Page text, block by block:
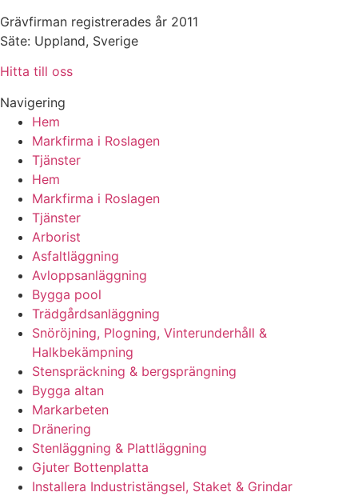
Grävfirman registrerades år 2011
Säte: Uppland, Sverige
Hitta till oss
Navigering
Hem
Markfirma i Roslagen
Tjänster
Hem
Markfirma i Roslagen
Tjänster
Arborist
Asfaltläggning
Avloppsanläggning
Bygga pool
Trädgårdsanläggning
Snöröjning, Plogning, Vinterunderhåll &
Halkbekämpning
Stenspräckning & bergsprängning
Bygga altan
Markarbeten
Dränering
Stenläggning & Plattläggning
Gjuter Bottenplatta
Installera Industristängsel, Staket & Grindar